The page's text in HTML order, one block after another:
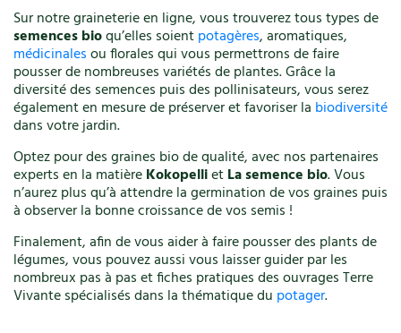
Sur notre graineterie en ligne, vous trouverez tous types de
semences bioqu’elles soientpotagères, aromatiques,
médicinalesou florales qui vous permettrons de faire
pousser de nombreuses variétés de plantes. Grâce la
diversité des semences puis des pollinisateurs, vous serez
également en mesure de préserver et favoriser la biodiversité
dans votre jardin.
Optez pour des graines bio de qualité, avec nos partenaires
experts en la matièreKokopellietLa semence bio. Vous
n’aurez plus qu’à attendre la germination de vos graines puis
à observer la bonne croissance de vos semis !
Finalement, afin de vous aider à faire pousser des plants de
légumes, vous pouvez aussi vous laisser guider par les
nombreux pas à pas et fiches pratiques des ouvrages Terre
Vivante spécialisés dans la thématique du potager.